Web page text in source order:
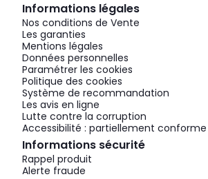
Informations légales
Nos conditions de Vente
Les garanties
Mentions légales
Données personnelles
Paramétrer les cookies
Politique des cookies
Système de recommandation
Les avis en ligne
Lutte contre la corruption
Accessibilité : partiellement conforme
Informations sécurité
Rappel produit
Alerte fraude